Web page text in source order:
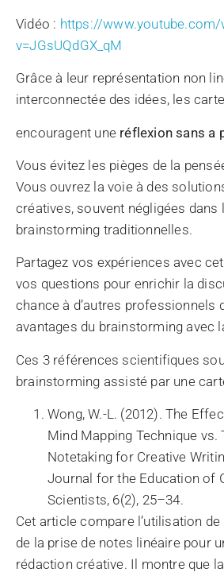
Vidéo : https://www.youtube.com/
v=JGsUQdGX_qM
Grâce à leur représentation non
interconnectée des idées, les
encouragent une réflexion sans a
Vous évitez les pièges de la
Vous ouvrez la voie à des
créatives, souvent négligées dans
brainstorming traditionnelles.
Partagez vos expériences avec
vos questions pour enrichir la
chance à d’autres professionnels
avantages du brainstorming avec
Ces 3 références scientifiques
brainstorming assisté par une
Wong, W.-L. (2012). The
Mind Mapping Technique vs.
Notetaking for Creative
Journal for the Education of
Scientists, 6(2), 25–34.
Cet article compare l’utilisation
de la prise de notes linéaire pour
rédaction créative. Il montre que